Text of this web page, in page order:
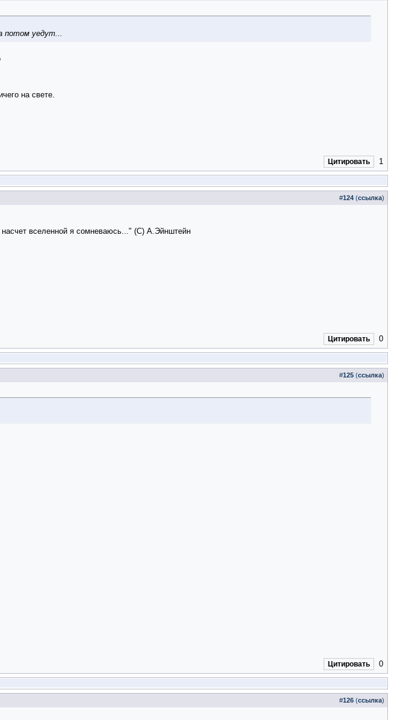
потом уедут...
на свете.
Цитировать 1
#124 (ссылка)
вселенной я сомневаюсь..." (С) А.Эйнштейн
Цитировать 0
#125 (ссылка)
Цитировать 0
#126 (ссылка)